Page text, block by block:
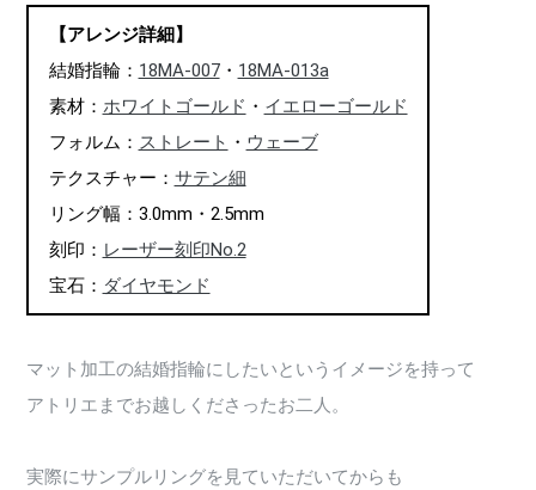
【アレンジ詳細】
結婚指輪： 18MA-007・ 18MA-013a
素材： ホワイトゴールド ・ イエローゴールド
フォルム： ストレート ・ ウェーブ
テクスチャー： サテン細
リング幅：3.0mm・2.5mm
刻印： レーザー刻印No.2
宝石： ダイヤモンド
マット加工の結婚指輪にしたいというイメージを持って
アトリエまでお越しくださったお二人。
実際にサンプルリングを見ていただいてからも